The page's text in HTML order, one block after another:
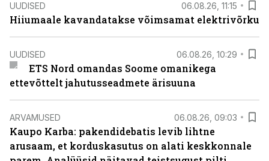
UUDISED 06.08.26, 11:15
Hiiumaale kavandatakse võimsamat elektrivõrku
UUDISED 06.08.26, 10:29
ETS Nord omandas Soome omanikega
ettevõttelt jahutusseadmete ärisuuna
ARVAMUSED 06.08.26, 09:03
Kaupo Karba: pakendidebatis levib lihtne
arusaam, et korduskasutus on alati keskkonnale